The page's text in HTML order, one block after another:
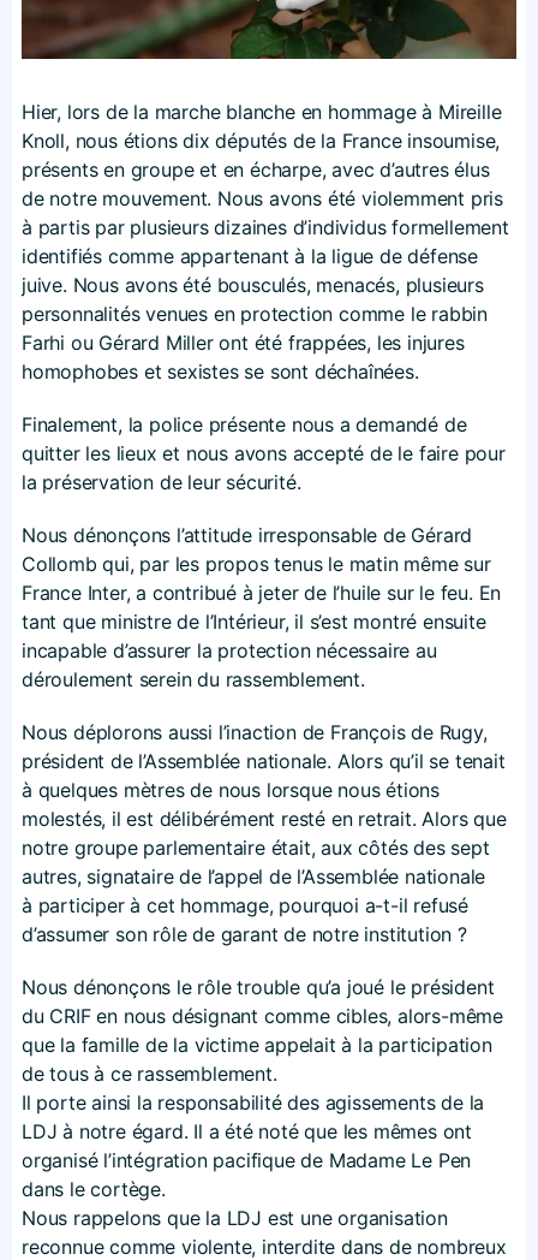
Hier, lors de la marche blanche en hommage à Mireille
Knoll, nous étions dix députés de la France insoumise,
présents en groupe et en écharpe, avec d’autres élus
de notre mouvement. Nous avons été violemment pris
à partis par plusieurs dizaines d’individus formellement
identifiés comme appartenant à la ligue de défense
juive. Nous avons été bousculés, menacés, plusieurs
personnalités venues en protection comme le rabbin
Farhi ou Gérard Miller ont été frappées, les injures
homophobes et sexistes se sont déchaînées.
Finalement, la police présente nous a demandé de
quitter les lieux et nous avons accepté de le faire pour
la préservation de leur sécurité.
Nous dénonçons l’attitude irresponsable de Gérard
Collomb qui, par les propos tenus le matin même sur
France Inter, a contribué à jeter de l’huile sur le feu. En
tant que ministre de l’Intérieur, il s’est montré ensuite
incapable d’assurer la protection nécessaire au
déroulement serein du rassemblement.
Nous déplorons aussi l’inaction de François de Rugy,
président de l’Assemblée nationale. Alors qu’il se tenait
à quelques mètres de nous lorsque nous étions
molestés, il est délibérément resté en retrait. Alors que
notre groupe parlementaire était, aux côtés des sept
autres, signataire de l’appel de l’Assemblée nationale
à participer à cet hommage, pourquoi a-t-il refusé
d’assumer son rôle de garant de notre institution ?
Nous dénonçons le rôle trouble qu’a joué le président
du CRIF en nous désignant comme cibles, alors-même
que la famille de la victime appelait à la participation
de tous à ce rassemblement.
Il porte ainsi la responsabilité des agissements de la
LDJ à notre égard. Il a été noté que les mêmes ont
organisé l’intégration pacifique de Madame Le Pen
dans le cortège.
Nous rappelons que la LDJ est une organisation
reconnue comme violente, interdite dans de nombreux